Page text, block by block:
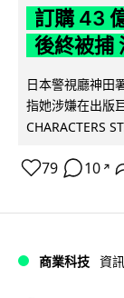
訂購 43
後終被捕
日本警視廳神田
指她涉嫌在出版
CHARACTERS
79 10 ↗
商業科技 資